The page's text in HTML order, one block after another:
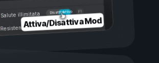
Attivo
Disattivo
Salute illimitata
Resistenza illimitata
Attiva/Disattiva Mod